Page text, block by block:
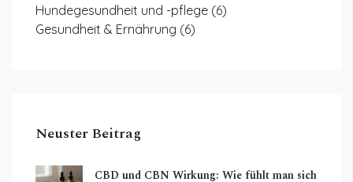
Hundegesundheit und -pflege (6)
Gesundheit & Ernährung (6)
Neuster Beitrag
CBD und CBN Wirkung: Wie fühlt man sich